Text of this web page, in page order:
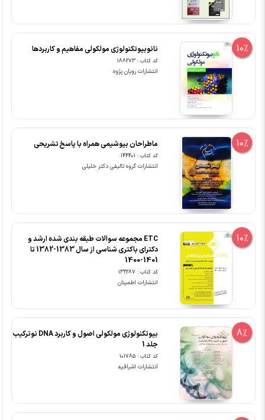
10% نانوبیوتکنولوژی مولکولی مفاهیم و کاربردها
کد کتاب : 188273
انتشارات رویان پژوه
10% ماطراحان بیوشیمی همراه با پاسخ تشریحی
کد کتاب : 144401
انتشارات گروه تالیفی دکتر خلیلی
10%
ETC مجموعه سوالات طبقه بندی شده ارشد و
دکترای باکتری شناسی از سال 1383-1382 تا
1401-1400
کد کتاب : 132287
انتشارات اطمینان
8%
بیوتکنولوژی مولکولی اصول و کاربرد DNA نوترکیب
جلد 1
کد کتاب : 101785
انتشارات اشراقیه